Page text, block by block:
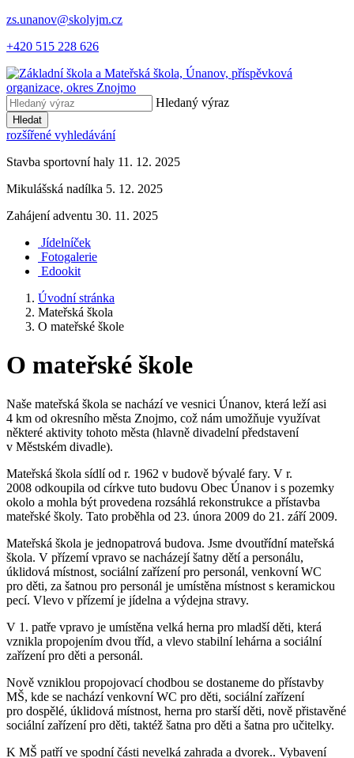
zs.unanov@skolyjm.cz
+420 515 228 626
Hledaný výraz
Hledat
rozšířené vyhledávání
Stavba sportovní haly 11. 12. 2025
Mikulášská nadílka 5. 12. 2025
Zahájení adventu 30. 11. 2025
Jídelníček
Fotogalerie
Edookit
Úvodní stránka
Mateřská škola
O mateřské škole
O mateřské škole
Naše mateřská škola se nachází ve vesnici Únanov, která leží asi
4 km od okresního města Znojmo, což nám umožňuje využívat
některé aktivity tohoto města (hlavně divadelní představení
v Městském divadle).
Mateřská škola sídlí od r. 1962 v budově bývalé fary. V r.
2008 odkoupila od církve tuto budovu Obec Únanov i s pozemky
okolo a mohla být provedena rozsáhlá rekonstrukce a přístavba
mateřské školy. Tato proběhla od 23. února 2009 do 21. září 2009.
Mateřská škola je jednopatrová budova. Jsme dvoutřídní mateřská
škola. V přízemí vpravo se nacházejí šatny dětí a personálu,
úklidová místnost, sociální zařízení pro personál, venkovní WC
pro děti, za šatnou pro personál je umístěna místnost s keramickou
pecí. Vlevo v přízemí je jídelna a výdejna stravy.
V 1. patře vpravo je umístěna velká herna pro mladší děti, která
vznikla propojením dvou tříd, a vlevo stabilní lehárna a sociální
zařízení pro děti a personál.
Nově vzniklou propojovací chodbou se dostaneme do přístavby
MŠ, kde se nachází venkovní WC pro děti, sociální zařízení
pro dospělé, úklidová místnost, herna pro starší děti, nově přistavěné
sociální zařízení pro děti, taktéž šatna pro děti a šatna pro učitelky.
K MŠ patří ve spodní části nevelká zahrada a dvorek.. Vybavení